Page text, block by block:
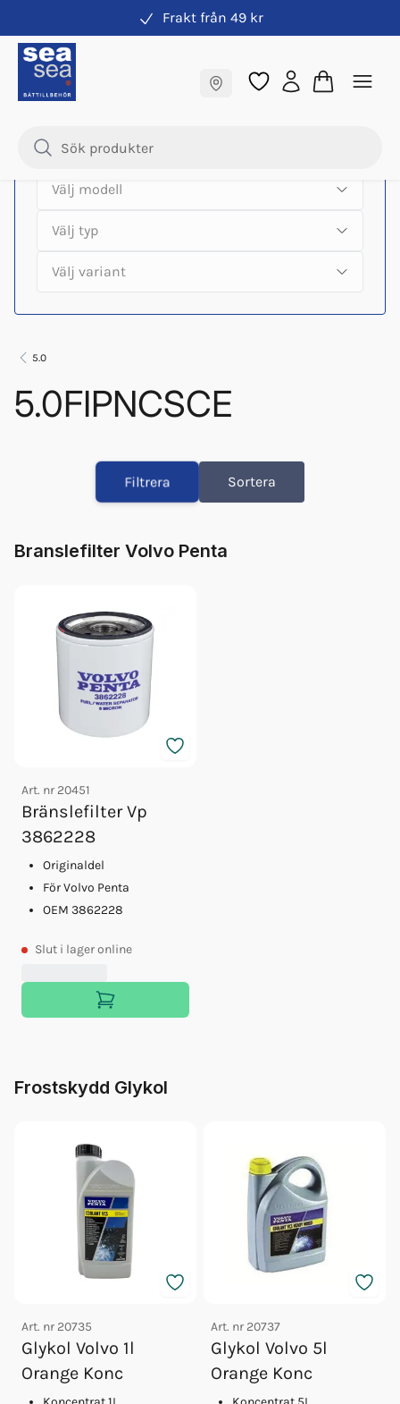
Frakt från 49 kr
Samma pris online & i butik
Hitta rätt produkter till din båtmotor
5.0
5.0FIPNCSCE
Glykol Volvo 5l Orange Konc
Olja Volvo 5w/40 5l 23211288
Fett 25gr Vp 828250
Orb Fett Impeller
Impeller Vp (21951346)
Filtrera Sortera
Branslefilter Volvo Penta
Art. nr 20451
Bränslefilter Vp
3862228
Originaldel
För Volvo Penta
OEM 3862228
Slut i lager online
Frostskydd Glykol
Art. nr 20735
Glykol Volvo 1l
Orange Konc
Art. nr 20737
Glykol Volvo 5l
Orange Konc